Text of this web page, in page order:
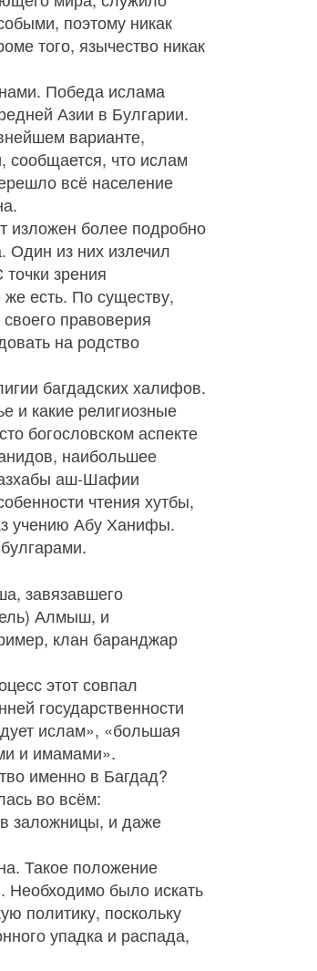
поэтому никак
того, язычество никак
Победа ислама
Азии в Булгарии.
варианте,
сообщается, что ислам
всё население
изложен более подробно
Один из них излечил
зрения
же есть. По существу,
правоверия
на родство
багдадских халифов.
и какие религиозные
богословском аспекте
наибольшее
аш‑Шафии
чтения хутбы,
учению Абу Ханифы.
завязавшего
Алмыш, и
клан баранджар
этот совпал
государственности
ислам», «большая
и имамами».
именно в Багдад?
во всём:
заложницы, и даже
Такое положение
Необходимо было искать
политику, поскольку
упадка и распада,